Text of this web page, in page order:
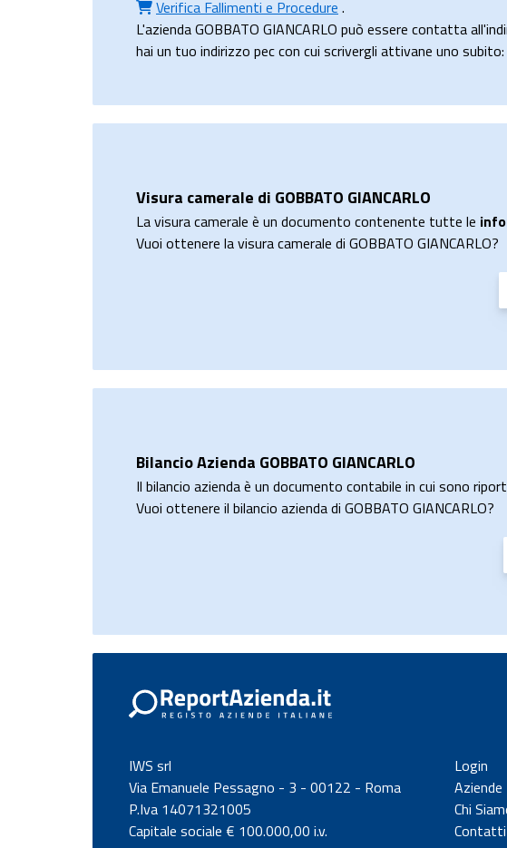
Verifica Fallimenti e Procedure .
L'azienda GOBBATO GIANCARLO può essere contatta
hai un tuo indirizzo pec con cui scrivergli attivane uno
Visura camerale di GOBBATO GIANCARLO
La visura camerale è un documento contenente tutte le
Vuoi ottenere la visura camerale di GOBBATO GIANCARLO?
Bilancio Azienda GOBBATO GIANCARLO
Il bilancio azienda è un documento contabile in cui sono
Vuoi ottenere il bilancio azienda di GOBBATO GIANCARLO?
IWS srl
Via Emanuele Pessagno - 3 - 00122 - Roma
P.Iva 14071321005
Capitale sociale € 100.000,00 i.v.
Login
Aziende
Chi
Contatti